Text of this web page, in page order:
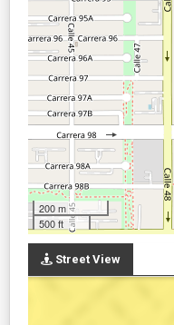
200 m
500 ft
Street View